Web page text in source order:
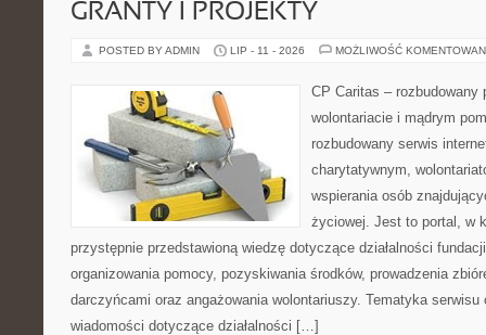
GRANTY I PROJEKTY
POSTED BY ADMIN LIP - 11 - 2026 MOŻLIWOŚĆ
CP Caritas – rozbudowany
wolontariacie i mądrym
rozbudowany serwis
charytatywnym,
wspierania osób
życiowej. Jest to portal, w
przystępnie przedstawioną wiedzę dotyczące działalności
organizowania pomocy, pozyskiwania środków, prowadzenia
darczyńcami oraz angażowania wolontariuszy. Tematyka
wiadomości dotyczące działalności […]